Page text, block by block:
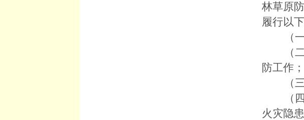
林草原
履行以
（一
（二
防工作；
（三
（四
火灾隐患